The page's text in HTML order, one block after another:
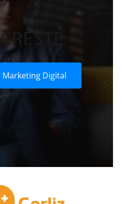
Digital